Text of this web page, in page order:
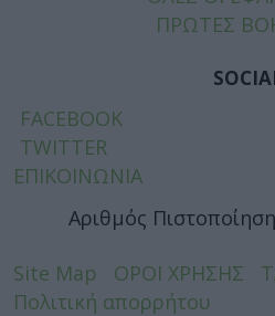
ΠΡΩΤΕΣ
FACEBOOK
TWITTER
ΕΠΙΚΟΙΝΩΝΙΑ
Αριθμός
Site Map ΟΡΟΙ ΧΡΗΣΗΣ
Πολιτική απορρήτου